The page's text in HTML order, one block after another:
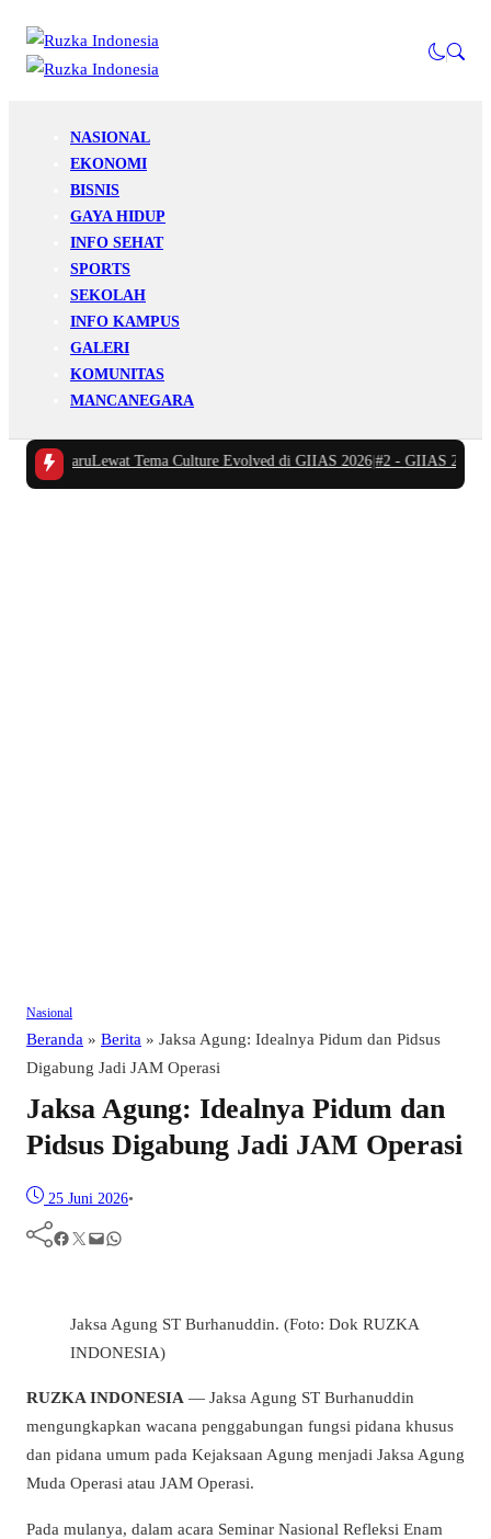
NASIONAL
EKONOMI
BISNIS
GAYA HIDUP
INFO SEHAT
SPORTS
SEKOLAH
INFO KAMPUS
GALERI
KOMUNITAS
MANCANEGARA
Era BaruLewat Tema Culture Evolved di GIIAS 2026|#2 -GIIAS 2026,
Nasional
Beranda » Berita » Jaksa Agung: Idealnya Pidum dan Pidsus
Digabung Jadi JAM Operasi
Jaksa Agung: Idealnya Pidum dan
Pidsus Digabung Jadi JAM Operasi
25 Juni 2026•
Facebook Twitter Mail WhatsApp
Jaksa Agung ST Burhanuddin. (Foto: Dok RUZKA
INDONESIA)
RUZKA INDONESIA — Jaksa Agung ST Burhanuddin
mengungkapkan wacana penggabungan fungsi pidana khusus
dan pidana umum pada Kejaksaan Agung menjadi Jaksa Agung
Muda Operasi atau JAM Operasi.
Pada mulanya, dalam acara Seminar Nasional Refleksi Enam